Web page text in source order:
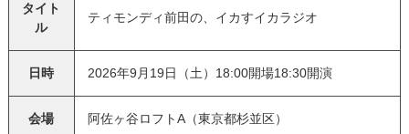
タイト
ル
ティモンディ前田の、イカすイカラジオ
日時 2026年9月19日（土）18:00開場18:30開演
会場 阿佐ヶ谷ロフトA（東京都杉並区）
FMマルシェ インフォメーション
18:00 - 18:25